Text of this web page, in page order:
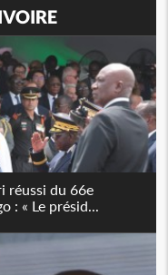
réussi du 66e
: « Le présid...